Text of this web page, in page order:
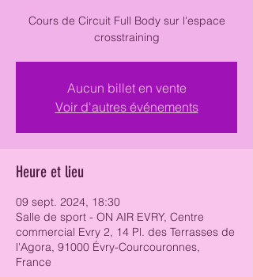
Cours de Circuit Full Body sur l'espace
crosstraining
Aucun billet en vente
Voir d'autres événements
Heure et lieu
09 sept. 2024, 18:30
Salle de sport - ON AIR EVRY, Centre
commercial Evry 2, 14 Pl. des Terrasses de
l'Agora, 91000 Évry-Courcouronnes,
France